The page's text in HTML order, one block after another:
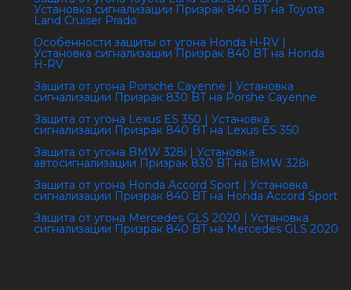
Установка сигнализации Призрак 840 BT на Toyota
Land Cruiser Prado
Особенности защиты от угона Honda H-RV |
Установка сигнализации Призрак 840 BT на Honda
H-RV
Защита от угона Porsche Cayenne | Установка
сигнализации Призрак 830 BT на Porshe Cayenne
Защита от угона Lexus ES 350 | Установка
сигнализации Призрак 840 BT на Lexus ES 350
Защита от угона BMW 328i | Установка
автосигнализации Призрак 830 BT на BMW 328i
Защита от угона Honda Accord Sport | Установка
сигнализации Призрак 840 BT на Honda Accord Sport
Защита от угона Mercedes GLS 2020 | Установка
сигнализации Призрак 840 BT на Mercedes GLS 2020